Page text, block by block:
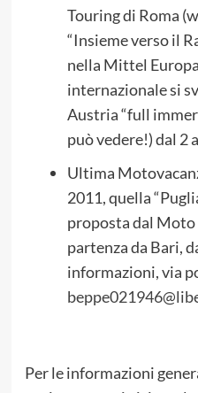
Touring di Roma
“Insieme verso il
nella Mittel
internazionale si
Austria “full
può vedere!) dal 2
Ultima
2011, quella
proposta dal Moto
partenza da Bari,
informazioni, via
Per le informazioni